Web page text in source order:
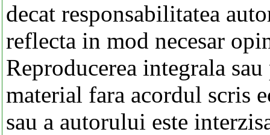
decat responsabilitatea
reflecta in mod necesar
Reproducerea integrala
material fara acordul scris
sau a autorului este